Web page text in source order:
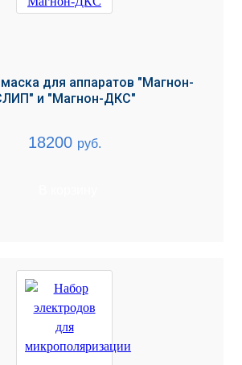
для аппаратов "Магнон-
и "Магнон-ДКС"
18200 руб.